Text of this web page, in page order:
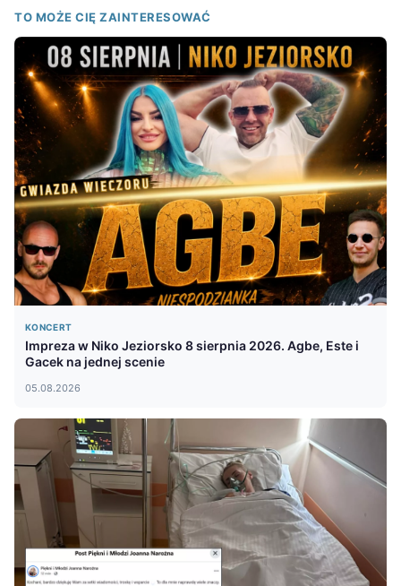
TO MOŻE CIĘ ZAINTERESOWAĆ
KONCERT
Impreza w Niko Jeziorsko 8 sierpnia 2026. Agbe, Este i
Gacek na jednej scenie
05.08.2026